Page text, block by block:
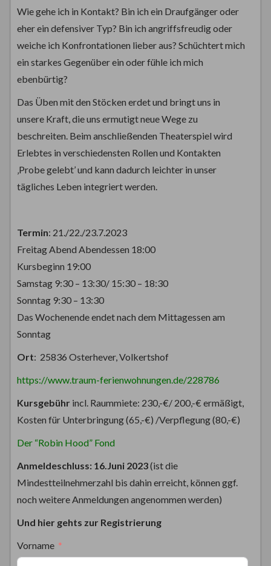
Wie gehe ich in Kontakt? Bin ich ein Draufgänger oder
eher ein defensiver Typ? Bin ich angriffsfreudig oder
weiche ich Konfrontationen lieber aus? Schüchtert mich
ein starkes Gegenüber ein oder fühle ich mich
ebenbürtig?
Das Üben mit den Stöcken erdet und bringt uns in
unsere Kraft, die uns ermutigt neue Wege zu
beschreiten. Beim anschließenden Theaterspiel wird
Erlebtes in verschiedensten Rollen und Kontakten
‚Probe gelebt’ und kann dadurch leichter in unser
tägliches Leben integriert werden.
Termin: 21./22./23.7.2023
Freitag Abend Abendessen 18:00
Kursbeginn 19:00
Samstag 9:30 – 13:30/ 15:30 – 18:30
Sonntag 9:30 – 13:30
Das Wochenende endet nach dem Mittagessen am
Sonntag
Ort: 25836 Osterhever, Volkertshof
https://www.traum-ferienwohnungen.de/228786
Kursgebühr incl. Raummiete: 230,-€/ 200,-€ ermäßigt,
Kosten für Unterbringung (65,-€) /Verpflegung (80,-€)
Der “Robin Hood” Fond
Anmeldeschluss: 16.Juni 2023(ist die
Mindestteilnehmerzahl bis dahin erreicht, können ggf.
noch weitere Anmeldungen angenommen werden)
Und hier gehts zur Registrierung
Vorname